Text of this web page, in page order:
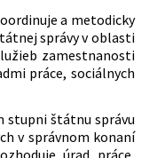
republiky č. 102/2020
opatreniach v oblasti
rodiny a služieb
čase mimoriadnej
vyhláseného v
COVID-19 v
a metodicky
správy v oblasti
zamestnanosti
práce, sociálnych
stupni štátnu správu
v správnom konaní
úrad práce,